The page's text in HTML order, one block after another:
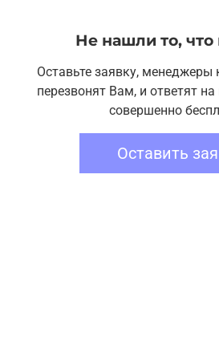
Не нашли то, что
Оставьте заявку,
перезвонят Вам, и ответят
совершенно
Оставить